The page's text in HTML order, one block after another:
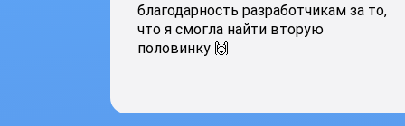
благодарность разработчикам за то,
что я смогла найти вторую
половинку 🙌